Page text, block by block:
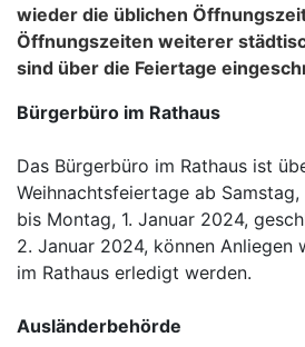
wieder die üblichen
Öffnungszeiten weiterer
sind über die Feiertage
Bürgerbüro im Rathaus
Das Bürgerbüro im Rathaus ist
Weihnachtsfeiertage ab
bis Montag, 1. Januar 2024,
2. Januar 2024, können Anliegen
im Rathaus erledigt werden.
Ausländerbehörde